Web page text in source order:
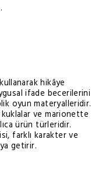
hikâye
ifade becerilerini
oyun materyalleridir.
kuklalar ve marionette
ürün türleridir.
farklı karakter ve
getirir.